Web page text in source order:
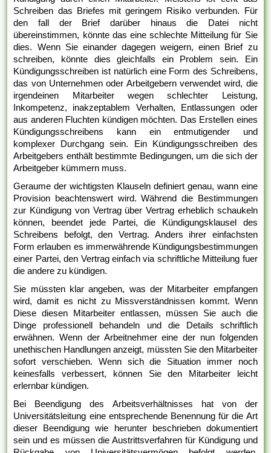
Schreiben das Briefes mit geringem Risiko verbunden. Für
den fall der Brief darüber hinaus die Datei nicht
übereinstimmen, könnte das eine schlechte Mitteilung für Sie
dies. Wenn Sie einander dagegen weigern, einen Brief zu
schreiben, könnte dies gleichfalls ein Problem sein. Ein
Kündigungsschreiben ist natürlich eine Form des Schreibens,
das von Unternehmen oder Arbeitgebern verwendet wird, die
irgendeinen Mitarbeiter wegen schlechter Leistung,
Inkompetenz, inakzeptablem Verhalten, Entlassungen oder
aus anderen Fluchten kündigen möchten. Das Erstellen eines
Kündigungsschreibens kann ein entmutigender und
komplexer Durchgang sein. Ein Kündigungsschreiben des
Arbeitgebers enthält bestimmte Bedingungen, um die sich der
Arbeitgeber kümmern muss.
Geraume der wichtigsten Klauseln definiert genau, wann eine
Provision beachtenswert wird. Während die Bestimmungen
zur Kündigung von Vertrag über Vertrag erheblich schaukeln
können, beendet jede Partei, die Kündigungsklausel des
Schreibens befolgt, den Vertrag. Anders ihrer einfachsten
Form erlauben es immerwährende Kündigungsbestimmungen
einer Partei, den Vertrag einfach via schriftliche Mitteilung fuer
die andere zu kündigen.
Sie müssten klar angeben, was der Mitarbeiter empfangen
wird, damit es nicht zu Missverständnissen kommt. Wenn
Diese diesen Mitarbeiter entlassen, müssen Sie auch die
Dinge professionell behandeln und die Details schriftlich
erwähnen. Wenn der Arbeitnehmer eine der nun folgenden
unethischen Handlungen anzeigt, müssten Sie den Mitarbeiter
sofort verschieben. Wenn sich die Situation immer noch
keinesfalls verbessert, können Sie den Mitarbeiter leicht
erlernbar kündigen.
Bei Beendigung des Arbeitsverhältnisses hat von der
Universitätsleitung eine entsprechende Benennung für die Art
dieser Beendigung wie herunter beschrieben dokumentiert
sein und es müssen die Austrittsverfahren für Kündigung und